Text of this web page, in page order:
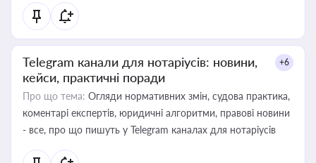
Telegram канали для нотаріусів: новини,
кейси, практичні поради
+6
Про що тема: Огляди нормативних змін, судова практика,
коментарі експертів, юридичні алгоритми, правові новини
- все, про що пишуть у Telegram каналах для нотаріусів